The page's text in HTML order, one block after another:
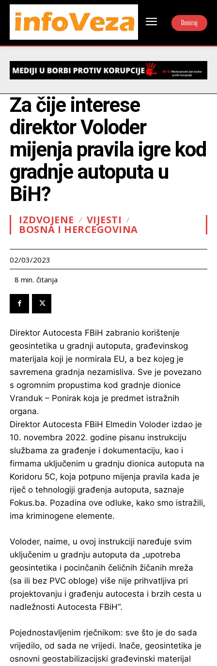
Doniraj
Za čije interese
direktor Voloder
mijenja pravila igre kod
gradnje autoputa u
BiH?
IZDVOJENE VIJESTI
BOSNA I HERCEGOVINA
02/03/2023
8 min. čitanja
Direktor Autocesta FBiH zabranio korištenje
geosintetika u gradnji autoputa, građevinskog
materijala koji je normirala EU, a bez kojeg je
savremena gradnja nezamisliva. Sve je povezano
s ogromnim propustima kod gradnje dionice
Vranduk – Ponirak koja je predmet istražnih
organa.
Direktor Autocesta FBiH Elmedin Voloder izdao je
10. novembra 2022. godine pisanu instrukciju
službama za građenje i dokumentaciju, kao i
firmama uključenim u gradnju dionica autoputa na
Koridoru 5C, koja potpuno mijenja pravila kada je
riječ o tehnologiji građenja autoputa, saznaje
Fokus.ba. Pozadina ove odluke, kako smo istražili,
ima kriminogene elemente.
Voloder, naime, u ovoj instrukciji naređuje svim
uključenim u gradnju autoputa da „upotreba
geosintetika i pocinčanih čeličnih žičanih mreža
(sa ili bez PVC obloge) više nije prihvatljiva pri
projektovanju i građenju autocesta i brzih cesta u
nadležnosti Autocesta FBiH“.
Pojednostavljenim rječnikom: sve što je do sada
vrijedilo, od sada ne vrijedi. Inače, geosintetika je
osnovni geostabilizacijski građevinski materijal